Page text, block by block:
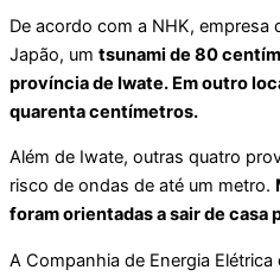
De acordo com a NHK, empresa
Japão, um tsunami de 80
província de Iwate. Em outro
quarenta centímetros.
Além de Iwate, outras quatro
risco de ondas de até um metro.
foram orientadas a sair de casa
A Companhia de Energia